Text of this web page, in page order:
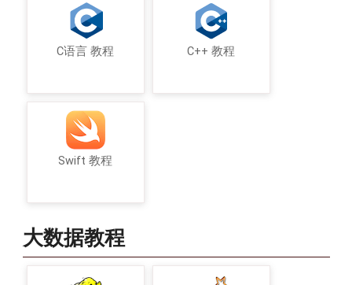
C语言 教程 C++ 教程
Swift 教程
大数据教程